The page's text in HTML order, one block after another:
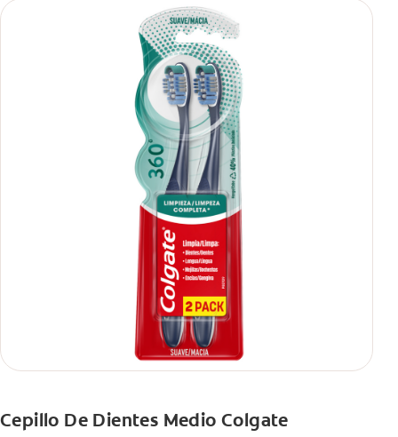
Cepillo De Dientes Medio Colgate